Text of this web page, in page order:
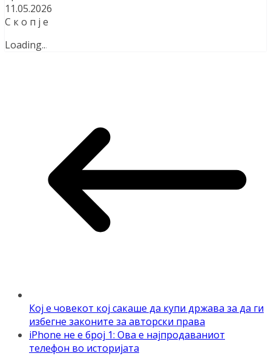
11.05.2026
С к о п ј е
Loading...
Кој е човекот кој сакаше да купи држава за да ги
избегне законите за авторски права
iPhone не е број 1: Ова е најпродаваниот
телефон во историјата